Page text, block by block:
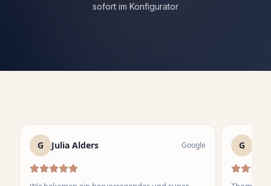
sofort im Konfigurator
G Julia Alders Google G